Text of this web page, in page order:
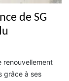
de SG
renouvellement
grâce à ses